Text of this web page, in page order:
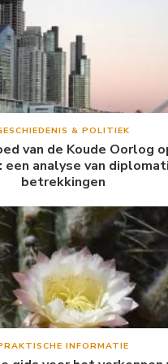
& POLITIEK
van de Koude Oorlog
een analyse van
betrekkingen
INFORMATIE